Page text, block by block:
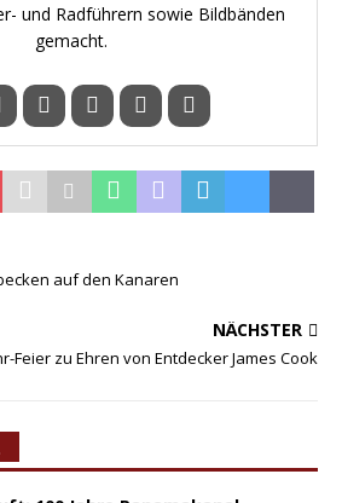
und Radführern sowie Bildbänden
gemacht.
auf den Kanaren
NÄCHSTER
Feier zu Ehren von Entdecker James Cook